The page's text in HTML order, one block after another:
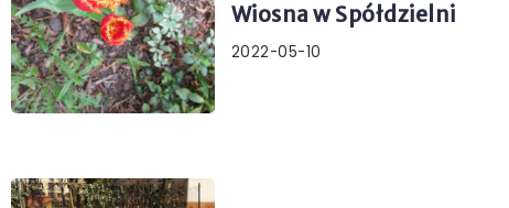
Wiosna w Spółdzielni
2022-05-10